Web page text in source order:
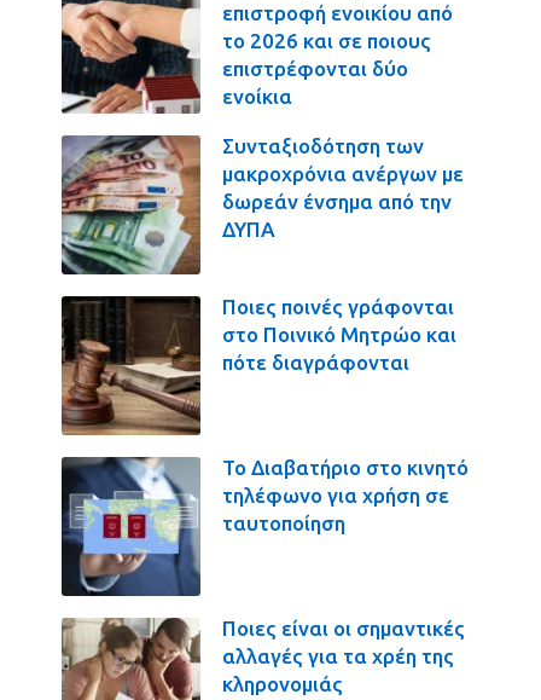
επιστροφή ενοικίου από
το 2026 και σε ποιους
επιστρέφονται δύο
ενοίκια
Συνταξιοδότηση των
μακροχρόνια ανέργων με
δωρεάν ένσημα από την
ΔΥΠΑ
Ποιες ποινές γράφονται
στο Ποινικό Μητρώο και
πότε διαγράφονται
Το Διαβατήριο στο κινητό
τηλέφωνο για χρήση σε
ταυτοποίηση
Ποιες είναι οι σημαντικές
αλλαγές για τα χρέη της
κληρονομιάς